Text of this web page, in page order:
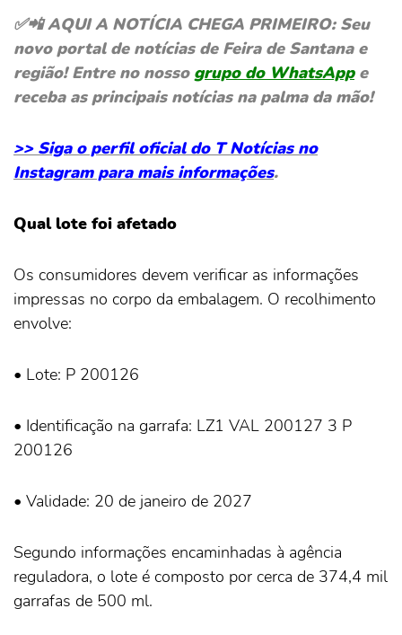
✅📲 AQUI A NOTÍCIA CHEGA PRIMEIRO: Seu
novo portal de notícias de Feira de Santana e
região! Entre no nosso grupo do WhatsAppe
receba as principais notícias na palma da mão!
>> Siga o perfil oficial do T Notícias no
Instagram para mais informações.
Qual lote foi afetado
Os consumidores devem verificar as informações
impressas no corpo da embalagem. O recolhimento
envolve:
• Lote: P 200126
• Identificação na garrafa: LZ1 VAL 200127 3 P
200126
• Validade: 20 de janeiro de 2027
Segundo informações encaminhadas à agência
reguladora, o lote é composto por cerca de 374,4 mil
garrafas de 500 ml.